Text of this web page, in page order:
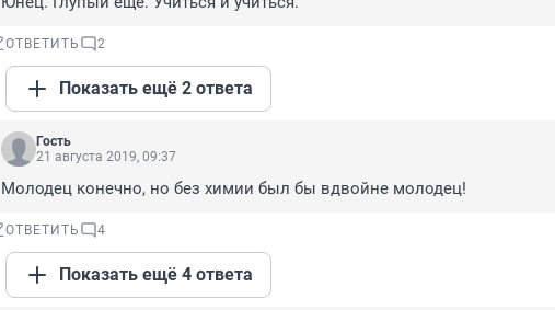
ОТВЕТИТЬ 2
Показать ещё 2 ответа
Гость
21 августа 2019, 09:37
Молодец конечно, но без химии был бы вдвойне молодец!
ОТВЕТИТЬ 4
Показать ещё 4 ответа